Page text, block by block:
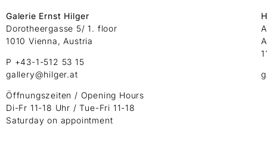
Galerie Ernst Hilger
Dorotheergasse 5/ 1. floor
1010 Vienna, Austria
P +43-1-512 53 15
gallery@hilger.at
Öffnungszeiten / Opening Hours
Di-Fr 11-18 Uhr / Tue-Fri 11-18
Saturday on appointment